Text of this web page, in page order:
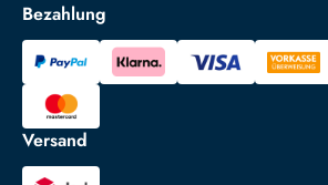
Bezahlung
Versand